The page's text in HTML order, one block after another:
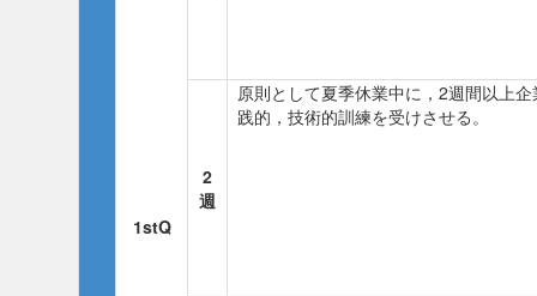
1stQ
2
週
原則として夏季休業中に，2週間以上
践的，技術的訓練を受けさせる。